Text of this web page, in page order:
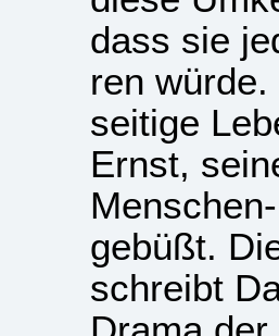
dass sie
ren
sei­tige
Ernst,
ge­büßt.
schreibt